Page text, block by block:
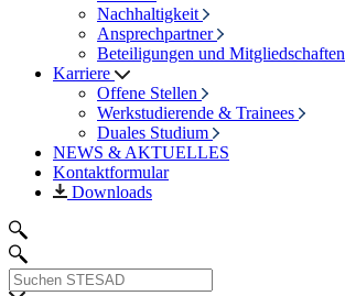
Nachhaltigkeit
Ansprechpartner
Beteiligungen und Mitgliedschaften
Karriere
Offene Stellen
Werkstudierende & Trainees
Duales Studium
NEWS & AKTUELLES
Kontaktformular
Downloads